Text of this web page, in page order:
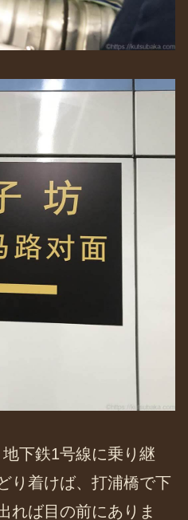
下鉄1号線に乗り継
り着けば、打浦橋で下
れば目の前にありま